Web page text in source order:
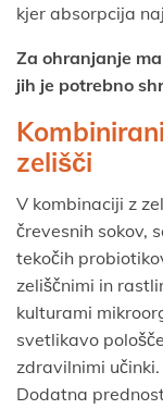
kjer absorpcija
Za ohranjanje
jih je potrebno
zelišči
V kombinaciji z
črevesnih sokov,
tekočih
zeliščnimi in
kulturami
svetlikavo
zdravilnimi učinki.
Dodatna